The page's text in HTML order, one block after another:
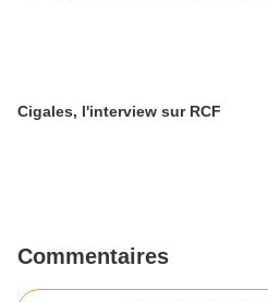
Cigales, l'interview sur RCF
Commentaires